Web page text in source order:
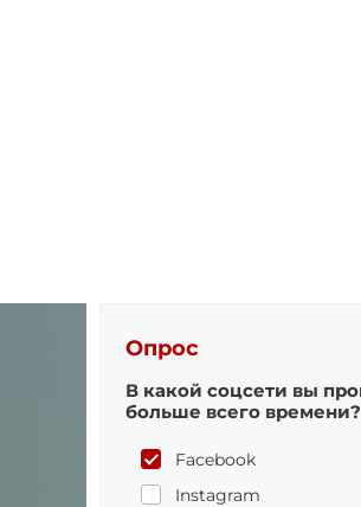
Опрос
В какой соцсети вы
больше всего времени?
Facebook
Instagram